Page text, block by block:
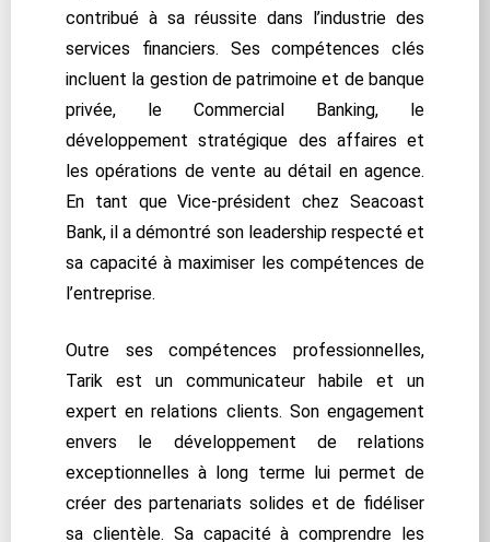
contribué à sa réussite dans l’industrie des
services financiers. Ses compétences clés
incluent la gestion de patrimoine et de banque
privée, le Commercial Banking, le
développement stratégique des affaires et
les opérations de vente au détail en agence.
En tant que Vice-président chez Seacoast
Bank, il a démontré son leadership respecté et
sa capacité à maximiser les compétences de
l’entreprise.
Outre ses compétences professionnelles,
Tarik est un communicateur habile et un
expert en relations clients. Son engagement
envers le développement de relations
exceptionnelles à long terme lui permet de
créer des partenariats solides et de fidéliser
sa clientèle. Sa capacité à comprendre les